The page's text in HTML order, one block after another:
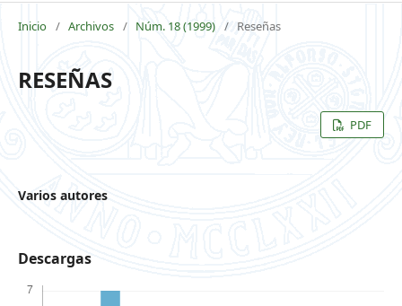
Inicio / Archivos / Núm. 18 (1999) / Reseñas
RESEÑAS
PDF
Varios autores
Descargas